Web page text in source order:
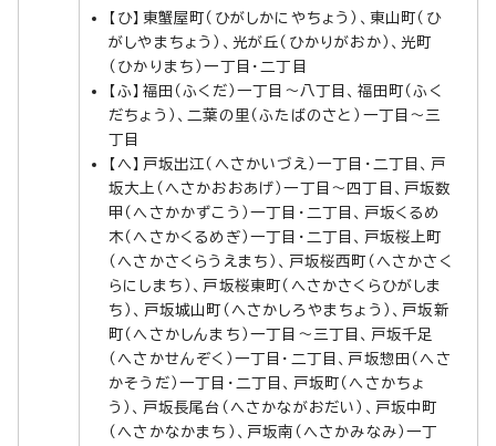
【ひ】東蟹屋町（ひがしかにやちょう）、東山町（ひ
がしやまちょう）、光が丘（ひかりがおか）、光町
（ひかりまち）一丁目・二丁目
【ふ】福田（ふくだ）一丁目～八丁目、福田町（ふく
だちょう）、二葉の里（ふたばのさと）一丁目～三
丁目
【へ】戸坂出江（へさかいづえ）一丁目・二丁目、戸
坂大上（へさかおおあげ）一丁目～四丁目、戸坂数
甲（へさかかずこう）一丁目・二丁目、戸坂くるめ
木（へさかくるめぎ）一丁目・二丁目、戸坂桜上町
（へさかさくらうえまち）、戸坂桜西町（へさかさく
らにしまち）、戸坂桜東町（へさかさくらひがしま
ち）、戸坂城山町（へさかしろやまちょう）、戸坂新
町（へさかしんまち）一丁目～三丁目、戸坂千足
（へさかせんぞく）一丁目・二丁目、戸坂惣田（へさ
かそうだ）一丁目・二丁目、戸坂町（へさかちょ
う）、戸坂長尾台（へさかながおだい）、戸坂中町
（へさかなかまち）、戸坂南（へさかみなみ）一丁